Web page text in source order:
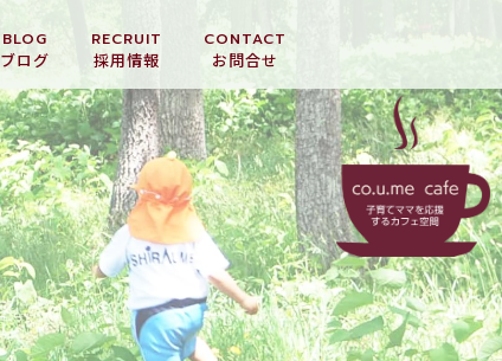
BLOG
ブログ
RECRUIT
採用情報
CONTACT
お問合せ